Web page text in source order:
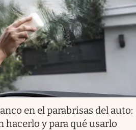
en el parabrisas del auto:
hacerlo y para qué usarlo